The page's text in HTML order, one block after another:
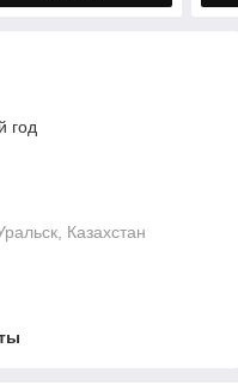
год
Казахстан